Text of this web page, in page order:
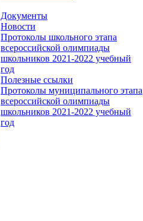
Документы
Новости
Протоколы школьного этапа
всероссийской олимпиады
школьников 2021-2022 учебный
год
Полезные ссылки
Протоколы муниципального этапа
всероссийской олимпиады
школьников 2021-2022 учебный
год